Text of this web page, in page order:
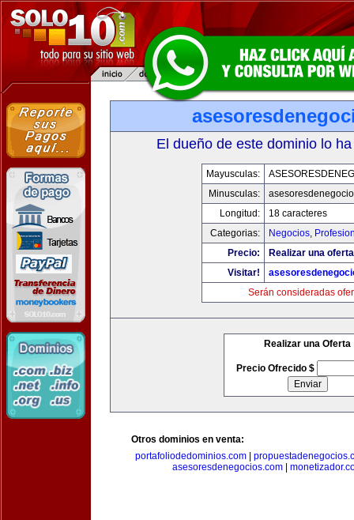
El dueño de este dominio lo
Mayusculas:
Minusculas:
Longitud:
18 caracteres
Categorias:
Negocios,
Precio:
Realizar una
Visitar!
Serán consideradas
Realizar una Oferta
Precio Ofrecido $
Otros dominios en venta:
portafoliodedominios.com|
asesoresdenegocios.com